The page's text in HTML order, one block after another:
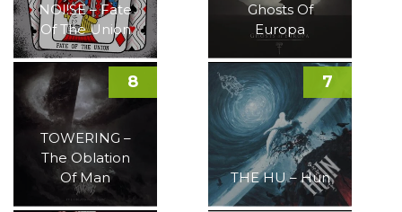
NOI!SE – Fate
Of The Union
Ghosts Of
Europa
TOWERING –
The Oblation
Of Man
8
THE HU – Hun
7